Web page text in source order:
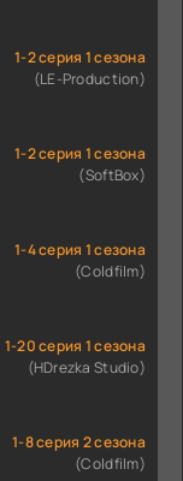
1-2 серия 1 сезона
(LE-Production)
1-2 серия 1 сезона
(SoftBox)
1-4 серия 1 сезона
(Coldfilm)
1-20 серия 1 сезона
(HDrezka Studio)
1-8 серия 2 сезона
(Coldfilm)